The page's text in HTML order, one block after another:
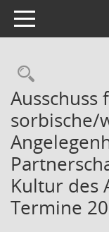
Toggle navigation
Ausschuss
sorbische/
Kultur des
Termine